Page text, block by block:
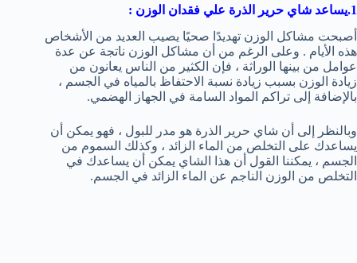
1.يساعد شاي حرير الذرة علي فقدان الوزن :
أصبحت مشاكل الوزن تهديدًا صحيًا يصيب العديد من الأشخاص
هذه الأيام . وعلى الرغم من أن مشاكل الوزن ناتجة عن عدة
عوامل من بينها الوراثة ، فإن الكثير من الناس يعانون من
زيادة الوزن بسبب زيادة نسبة الاحتفاظ بالمياه في الجسم ،
بالإضافة إلى تراكم المواد السامة في الجهاز الهضمي.
وبالنظر إلى أن شاي حرير الذرة هو مدر للبول ، فهو يمكن أن
يساعدك على التخلص من الماء الزائد ، وكذلك السموم من
الجسم ، يمكننا القول أن هذا الشاي يمكن أن يساعدك في
التخلص من الوزن الناجم عن الماء الزائد في الجسم.